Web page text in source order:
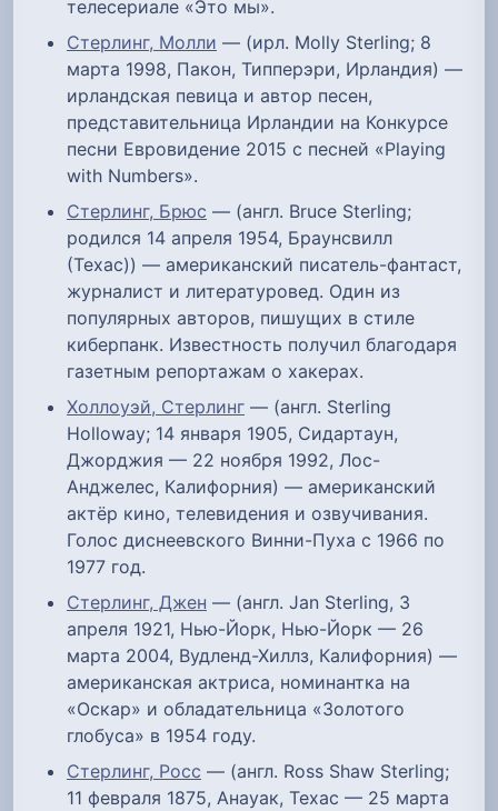
телесериале «Это мы».
Стерлинг, Молли — (ирл. Molly Sterling; 8
марта 1998, Пакон, Типперэри, Ирландия) —
ирландская певица и автор песен,
представительница Ирландии на Конкурсе
песни Евровидение 2015 с песней «Playing
with Numbers».
Стерлинг, Брюс — (англ. Bruce Sterling;
родился 14 апреля 1954, Браунсвилл
(Техас)) — американский писатель-фантаст,
журналист и литературовед. Один из
популярных авторов, пишущих в стиле
киберпанк. Известность получил благодаря
газетным репортажам о хакерах.
Холлоуэй, Стерлинг — (англ. Sterling
Holloway; 14 января 1905, Сидартаун,
Джорджия — 22 ноября 1992, Лос-
Анджелес, Калифорния) — американский
актёр кино, телевидения и озвучивания.
Голос диснеевского Винни-Пуха с 1966 по
1977 год.
Стерлинг, Джен — (англ. Jan Sterling, 3
апреля 1921, Нью-Йорк, Нью-Йорк — 26
марта 2004, Вудленд-Хиллз, Калифорния) —
американская актриса, номинантка на
«Оскар» и обладательница «Золотого
глобуса» в 1954 году.
Стерлинг, Росс — (англ. Ross Shaw Sterling;
11 февраля 1875, Анауак, Техас — 25 марта